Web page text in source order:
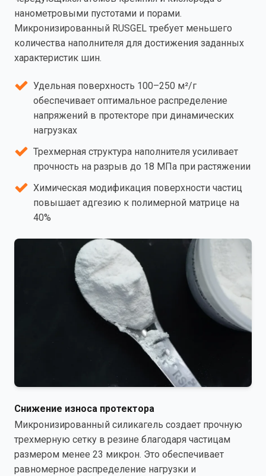
Снижение износа протектора
Микронизированный силикагель создает прочную
трехмерную сетку в резине благодаря частицам
размером менее 23 микрон. Это обеспечивает
равномерное распределение нагрузки и
нанометровыми пустотами и порами.
Микронизированный RUSGEL требует меньшего
количества наполнителя для достижения заданных
характеристик шин.
Удельная поверхность 100–250 м²/г
обеспечивает оптимальное распределение
напряжений в протекторе при динамических
нагрузках
Трехмерная структура наполнителя усиливает
прочность на разрыв до 18 МПа при растяжении
Химическая модификация поверхности частиц
повышает адгезию к полимерной матрице на
40%